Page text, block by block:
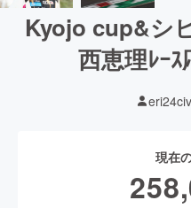
Kyojo cup&シ
西恵理ﾚｰｽ
現在